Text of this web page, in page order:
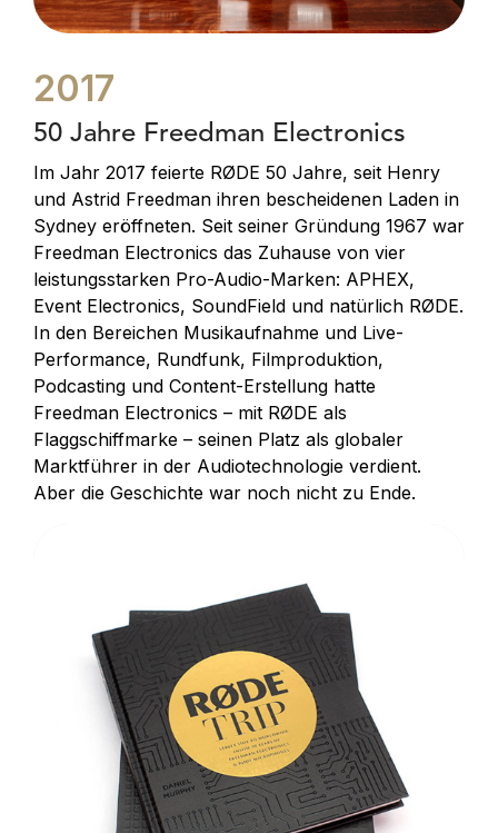
2017
50 Jahre Freedman Electronics
Im Jahr 2017 feierte RØDE 50 Jahre, seit Henry
und Astrid Freedman ihren bescheidenen Laden in
Sydney eröffneten. Seit seiner Gründung 1967 war
Freedman Electronics das Zuhause von vier
leistungsstarken Pro-Audio-Marken: APHEX,
Event Electronics, SoundField und natürlich RØDE.
In den Bereichen Musikaufnahme und Live-
Performance, Rundfunk, Filmproduktion,
Podcasting und Content-Erstellung hatte
Freedman Electronics – mit RØDE als
Flaggschiffmarke – seinen Platz als globaler
Marktführer in der Audiotechnologie verdient.
Aber die Geschichte war noch nicht zu Ende.